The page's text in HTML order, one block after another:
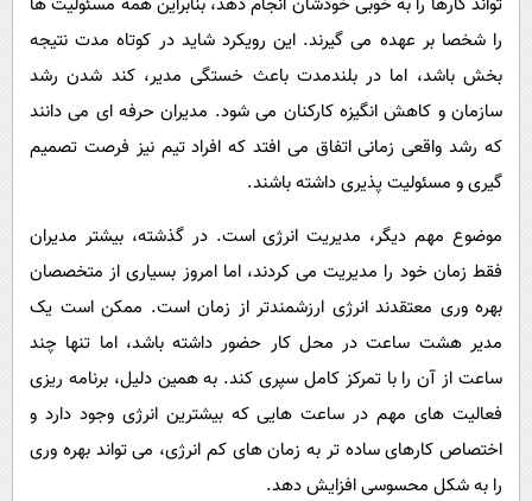
را شخصا بر عهده می گیرند. این رویکرد شاید در کوتاه مدت نتیجه
بخش باشد، اما در بلندمدت باعث خستگی مدیر، کند شدن رشد
سازمان و کاهش انگیزه کارکنان می شود. مدیران حرفه ای می دانند
که رشد واقعی زمانی اتفاق می افتد که افراد تیم نیز فرصت تصمیم
گیری و مسئولیت پذیری داشته باشند.
موضوع مهم دیگر، مدیریت انرژی است. در گذشته، بیشتر مدیران
فقط زمان خود را مدیریت می کردند، اما امروز بسیاری از متخصصان
بهره وری معتقدند انرژی ارزشمندتر از زمان است. ممکن است یک
مدیر هشت ساعت در محل کار حضور داشته باشد، اما تنها چند
ساعت از آن را با تمرکز کامل سپری کند. به همین دلیل، برنامه ریزی
فعالیت های مهم در ساعت هایی که بیشترین انرژی وجود دارد و
اختصاص کارهای ساده تر به زمان های کم انرژی، می تواند بهره وری
را به شکل محسوسی افزایش دهد.